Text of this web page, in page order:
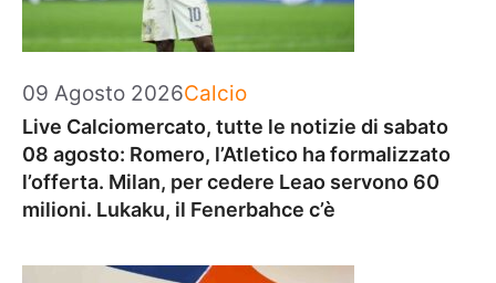
09 Agosto 2026Categorie
Calcio
Live Calciomercato, tutte le notizie di sabato
08 agosto: Romero, l’Atletico ha formalizzato
l’offerta. Milan, per cedere Leao servono 60
milioni. Lukaku, il Fenerbahce c’è